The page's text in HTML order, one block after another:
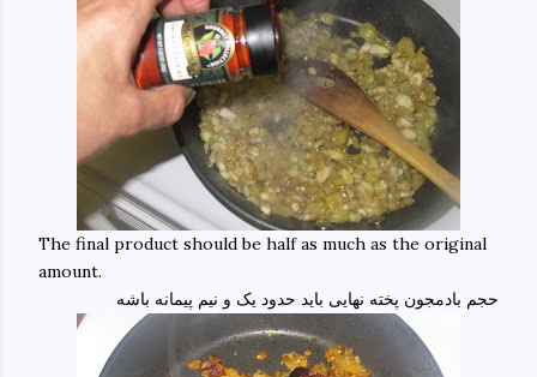
The final product should be half as much as the original
amount.
حجم بادمجون پخته نهایی باید حدود یک و نیم پیمانه باشه